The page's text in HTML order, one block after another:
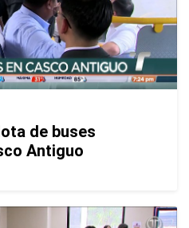
de buses
Antiguo